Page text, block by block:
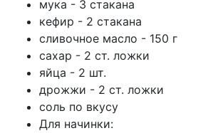
мука - 3 стакана
кефир - 2 стакана
сливочное масло - 150 г
сахар - 2 ст. ложки
яйца - 2 шт.
дрожжи - 2 ст. ложки
соль по вкусу
Для начинки: